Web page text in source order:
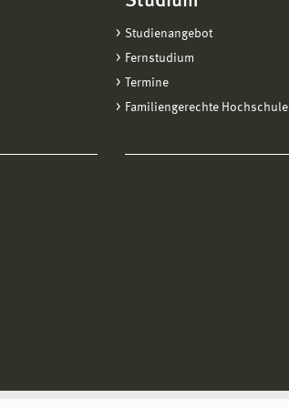
Studienangebot
Fernstudium
Termine
Familiengerechte Hochschule